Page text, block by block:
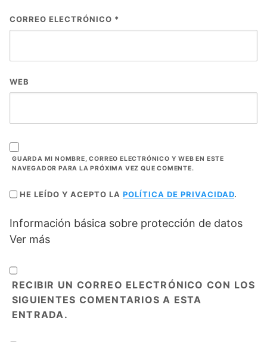
CORREO ELECTRÓNICO *
WEB
GUARDA MI NOMBRE, CORREO ELECTRÓNICO Y WEB EN ESTE
NAVEGADOR PARA LA PRÓXIMA VEZ QUE COMENTE.
HE LEÍDO Y ACEPTO LA POLÍTICA DE PRIVACIDAD.
Información básica sobre protección de datos
Ver más
RECIBIR UN CORREO ELECTRÓNICO CON LOS
SIGUIENTES COMENTARIOS A ESTA
ENTRADA.